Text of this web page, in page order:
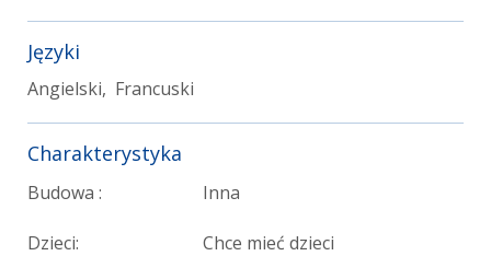
Języki
Angielski, Francuski
Charakterystyka
Budowa : Inna
Dzieci: Chce mieć dzieci